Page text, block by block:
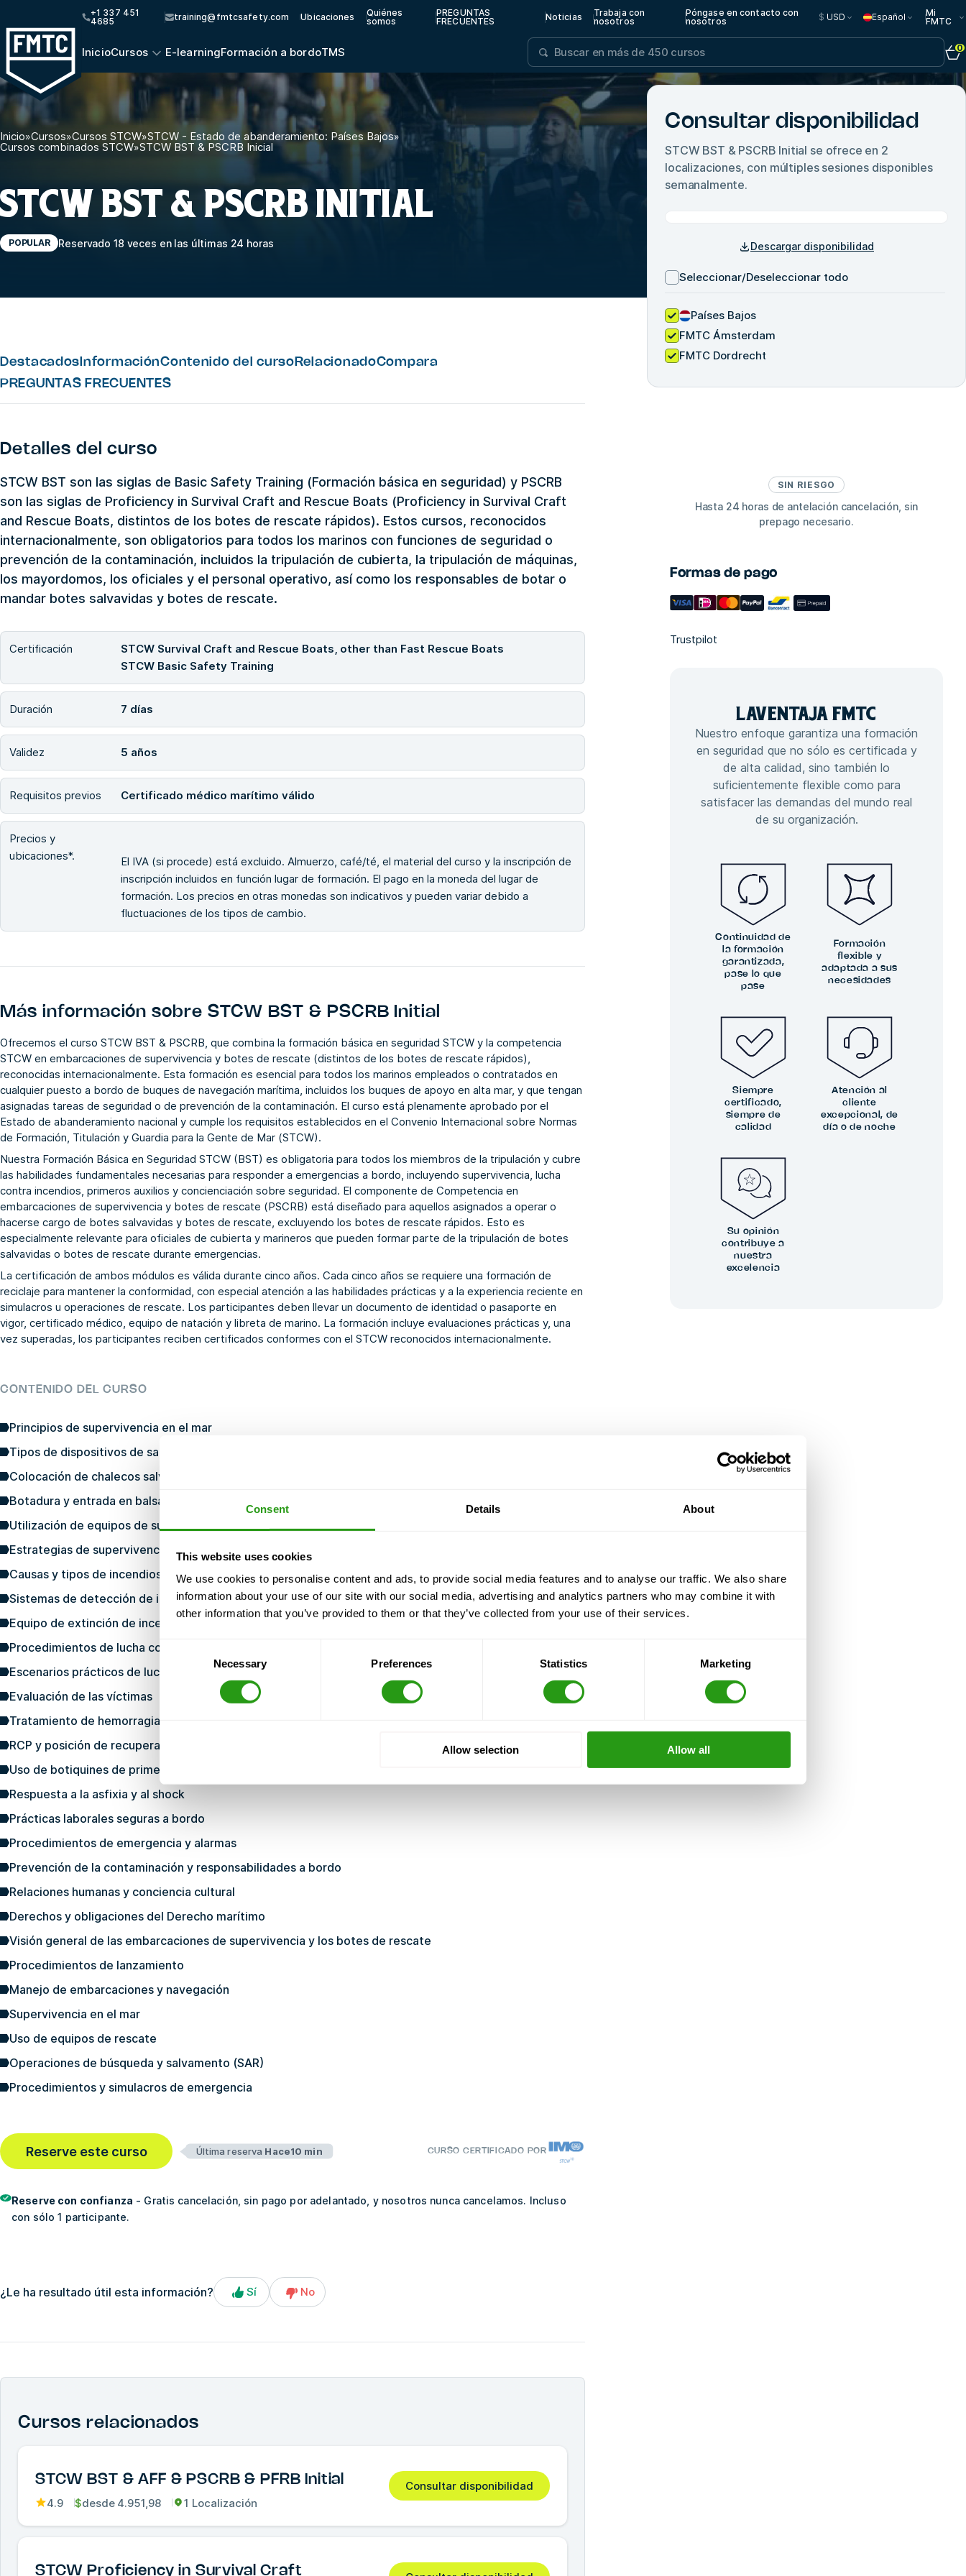
Consent Details About
This website uses cookies
We use cookies to personalise content and ads, to provide social media features and to analyse our traffic. We also share
information about your use of our site with our social media, advertising and analytics partners who may combine it with
other information that you’ve provided to them or that they’ve collected from your use of their services.
Consent
Necessary Preferences Statistics Marketing
Allow selection Allow all
+1 337 451
4685
training@fmtcsafety.com Ubicaciones
Quiénes
somos
PREGUNTAS
FRECUENTES
Noticias
Trabaja con
nosotros
Póngase en contacto con
nosotros
$ USD Español
Mi
FMTC
InicioCursos E-learningFormación a bordoTMS 0
Inicio»Cursos»Cursos STCW»STCW - Estado de abanderamiento: Países Bajos»
Cursos combinados STCW»STCW BST & PSCRB Inicial
STCW BST & PSCRB INITIAL
POPULAR Reservado 18 veces en las últimas 24 horas
Destacados InformaciónContenido del curso RelacionadoCompara
PREGUNTAS FRECUENTES
Detalles del curso
STCW BST son las siglas de Basic Safety Training (Formación básica en seguridad) y PSCRB
son las siglas de Proficiency in Survival Craft and Rescue Boats (Proficiency in Survival Craft
and Rescue Boats, distintos de los botes de rescate rápidos). Estos cursos, reconocidos
internacionalmente, son obligatorios para todos los marinos con funciones de seguridad o
prevención de la contaminación, incluidos la tripulación de cubierta, la tripulación de máquinas,
los mayordomos, los oficiales y el personal operativo, así como los responsables de botar o
mandar botes salvavidas y botes de rescate.
Certificación
STCW Survival Craft and Rescue Boats, other than Fast Rescue Boats
STCW Basic Safety Training
Duración 7 días
Validez 5 años
Requisitos previos Certificado médico marítimo válido
Precios y
ubicaciones*.
El IVA (si procede) está excluido. Almuerzo, café/té, el material del curso y la inscripción de
inscripción incluidos en función lugar de formación. El pago en la moneda del lugar de
formación. Los precios en otras monedas son indicativos y pueden variar debido a
fluctuaciones de los tipos de cambio.
Más información sobreSTCW BST & PSCRB Initial
Ofrecemos el curso STCW BST & PSCRB, que combina la formación básica en seguridad STCW y la competencia
STCW en embarcaciones de supervivencia y botes de rescate (distintos de los botes de rescate rápidos),
reconocidas internacionalmente. Esta formación es esencial para todos los marinos empleados o contratados en
cualquier puesto a bordo de buques de navegación marítima, incluidos los buques de apoyo en alta mar, y que tengan
asignadas tareas de seguridad o de prevención de la contaminación. El curso está plenamente aprobado por el
Estado de abanderamiento nacional y cumple los requisitos establecidos en el Convenio Internacional sobre Normas
de Formación, Titulación y Guardia para la Gente de Mar (STCW).
Nuestra Formación Básica en Seguridad STCW (BST) es obligatoria para todos los miembros de la tripulación y cubre
las habilidades fundamentales necesarias para responder a emergencias a bordo, incluyendo supervivencia, lucha
contra incendios, primeros auxilios y concienciación sobre seguridad. El componente de Competencia en
embarcaciones de supervivencia y botes de rescate (PSCRB) está diseñado para aquellos asignados a operar o
hacerse cargo de botes salvavidas y botes de rescate, excluyendo los botes de rescate rápidos. Esto es
especialmente relevante para oficiales de cubierta y marineros que pueden formar parte de la tripulación de botes
salvavidas o botes de rescate durante emergencias.
La certificación de ambos módulos es válida durante cinco años. Cada cinco años se requiere una formación de
reciclaje para mantener la conformidad, con especial atención a las habilidades prácticas y a la experiencia reciente en
simulacros u operaciones de rescate. Los participantes deben llevar un documento de identidad o pasaporte en
vigor, certificado médico, equipo de natación y libreta de marino. La formación incluye evaluaciones prácticas y, una
vez superadas, los participantes reciben certificados conformes con el STCW reconocidos internacionalmente.
CONTENIDO DEL CURSO
Principios de supervivencia en el mar
Tipos de dispositivos de salvamento (PSV)
Colocación de chalecos salvavidas y trajes de inmersión
Botadura y entrada en balsas salvavidas
Utilización de equipos de supervivencia y dispositivos de señalización
Estrategias de supervivencia en grupo
Causas y tipos de incendios a bordo de los buques
Sistemas de detección de incendios y alarmas
Equipo de extinción de incendios (mangueras, extintores, equipos BA)
Procedimientos de lucha contra incendios y trabajo en equipo
Escenarios prácticos de lucha contra incendios (ejercicios con fuego real)
Evaluación de las víctimas
Tratamiento de hemorragias, quemaduras y fracturas
RCP y posición de recuperación
Uso de botiquines de primeros auxilios
Respuesta a la asfixia y al shock
Prácticas laborales seguras a bordo
Procedimientos de emergencia y alarmas
Prevención de la contaminación y responsabilidades a bordo
Relaciones humanas y conciencia cultural
Derechos y obligaciones del Derecho marítimo
Visión general de las embarcaciones de supervivencia y los botes de rescate
Procedimientos de lanzamiento
Manejo de embarcaciones y navegación
Supervivencia en el mar
Uso de equipos de rescate
Operaciones de búsqueda y salvamento (SAR)
Procedimientos y simulacros de emergencia
Reserve este curso Última reserva Hace10 min CURSO CERTIFICADO POR
Reserve con confianza - Gratis cancelación, sin pago por adelantado, y nosotros nunca cancelamos. Incluso
con sólo 1 participante.
¿Le ha resultado útil esta información? Sí No
Cursos relacionados
STCW BST & AFF & PSCRB & PFRB Initial
4.9 $desde 4.951,98 1 Localización
Consultar disponibilidad
STCW Proficiency in Survival Craft
Consultar disponibilidad
STCW BST & PSCRB Initial se ofrece en 2
localizaciones, con múltiples sesiones disponibles
semanalmente.
Descargar disponibilidad
Seleccionar/Deseleccionar todo
Países Bajos
FMTC Ámsterdam
FMTC Dordrecht
SIN RIESGO
Hasta 24 horas de antelación cancelación, sin
prepago necesario.
Formas de pago
Trustpilot
LAVENTAJA FMTC
Nuestro enfoque garantiza una formación
en seguridad que no sólo es certificada y
de alta calidad, sino también lo
suficientemente flexible como para
satisfacer las demandas del mundo real
de su organización.
Continuidad de
la formación
garantizada,
pase lo que
pase
Formación
flexible y
adaptada a sus
necesidades
Siempre
certificado,
siempre de
calidad
Atención al
cliente
excepcional, de
día o de noche
Su opinión
contribuye a
nuestra
excelencia